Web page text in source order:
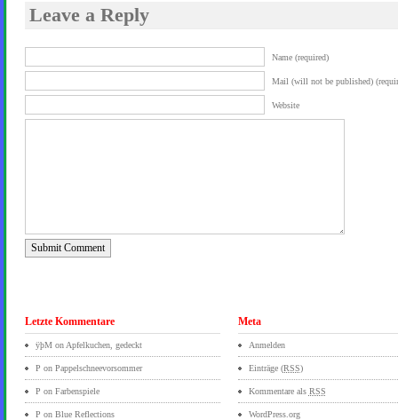
Leave a Reply
Name (required)
Mail (will not be published)
Website
Submit Comment
Letzte Kommentare
ÿþMon Apfelkuchen, gedeckt
P on Pappelschneevorsommer
P on Farbenspiele
P on Blue Reflections
Meta
Anmelden
Einträge (RSS)
Kommentare als RSS
WordPress.org